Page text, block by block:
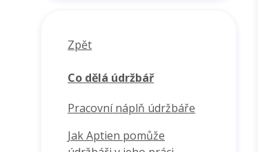
Zpět
Co dělá údržbář
Pracovní náplň údržbáře
Jak Aptien pomůže